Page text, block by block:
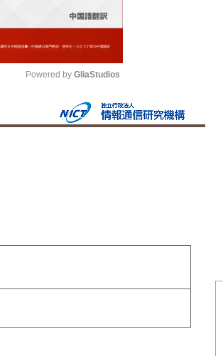
Mute
Powered by GliaStudios